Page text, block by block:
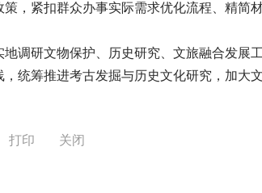
策，紧扣群众办事实际需求优化流程、精简
调研文物保护、历史研究、文旅融合发
统筹推进考古发掘与历史文化研究，加大
打印 关闭